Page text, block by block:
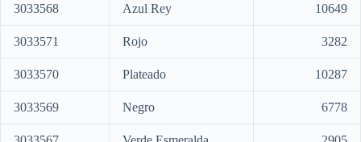
3033568 Azul Rey 10649
3033571 Rojo 3282
3033570 Plateado 10287
3033569 Negro 6778